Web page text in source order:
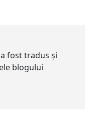
fost tradus și
blogului